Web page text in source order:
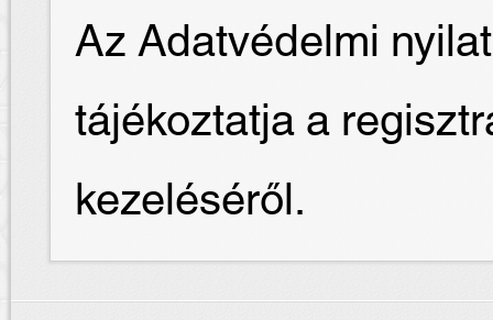
Az Adatvédelmi
tájékoztatja a
kezeléséről.